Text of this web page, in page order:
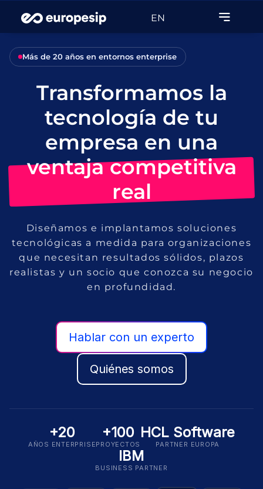
EN
Más de 20 años en entornos enterprise
Transformamos la
tecnología de tu
empresa en una
ventaja competitiva
real
Diseñamos e implantamos soluciones
tecnológicas a medida para organizaciones
que necesitan resultados sólidos, plazos
realistas y un socio que conozca su negocio
en profundidad.
Hablar con un experto
Quiénes somos
+20
AÑOS ENTERPRISE
+100
PROYECTOS
HCL Software
PARTNER EUROPA
IBM
BUSINESS PARTNER